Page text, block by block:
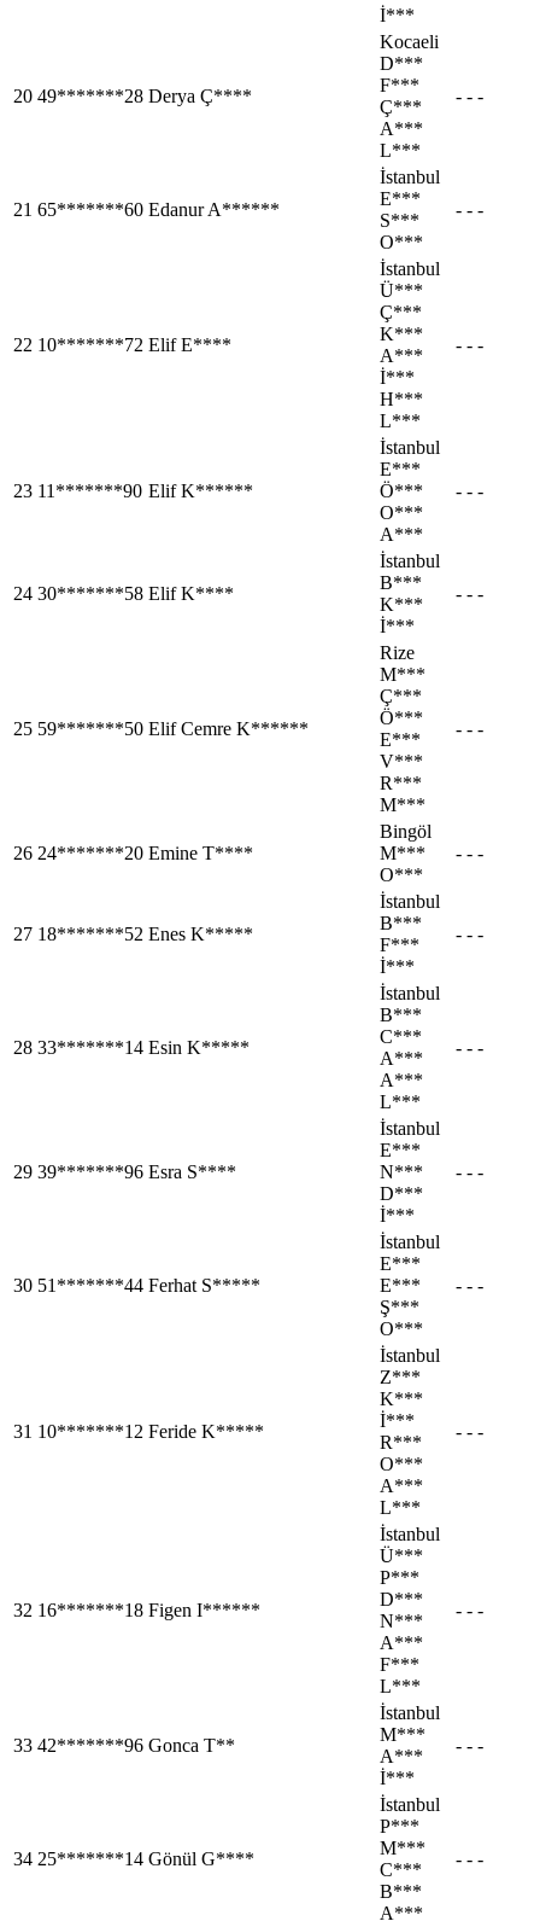
İ***
20 49*******28 Derya Ç****
Kocaeli
D***
F***
Ç***
A***
L***
- - -
21 65*******60 Edanur A******
İstanbul
E***
S***
O***
- - -
22 10*******72 Elif E****
İstanbul
Ü***
Ç***
K***
A***
İ***
H***
L***
- - -
23 11*******90 Elif K******
İstanbul
E***
Ö***
O***
A***
- - -
24 30*******58 Elif K****
İstanbul
B***
K***
İ***
- - -
25 59*******50 Elif Cemre K******
Rize
M***
Ç***
Ö***
E***
V***
R***
M***
- - -
26 24*******20 Emine T****
Bingöl
M***
O***
- - -
27 18*******52 Enes K*****
İstanbul
B***
F***
İ***
- - -
28 33*******14 Esin K*****
İstanbul
B***
C***
A***
A***
L***
- - -
29 39*******96 Esra S****
İstanbul
E***
N***
D***
İ***
- - -
30 51*******44 Ferhat S*****
İstanbul
E***
E***
Ş***
O***
- - -
31 10*******12 Feride K*****
İstanbul
Z***
K***
İ***
R***
O***
A***
L***
- - -
32 16*******18 Figen I******
İstanbul
Ü***
P***
D***
N***
A***
F***
L***
- - -
33 42*******96 Gonca T**
İstanbul
M***
A***
İ***
- - -
34 25*******14 Gönül G****
İstanbul
P***
M***
C***
B***
A***
- - -